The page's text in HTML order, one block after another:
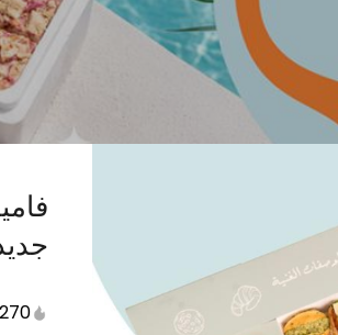
متنوعة منتجات
270 سعرة حرارية